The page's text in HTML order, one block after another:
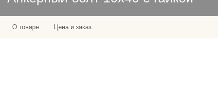
О товаре Цена и заказ